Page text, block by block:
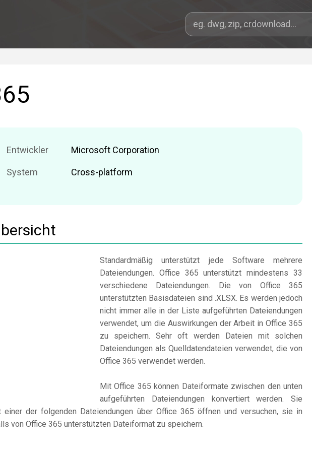
Entwickler Microsoft Corporation
System Cross-platform
Standardmäßig unterstützt jede Software mehrere
Dateiendungen. Office 365 unterstützt mindestens 33
verschiedene Dateiendungen. Die von Office 365
unterstützten Basisdateien sind .XLSX. Es werden jedoch
nicht immer alle in der Liste aufgeführten Dateiendungen
verwendet, um die Auswirkungen der Arbeit in Office 365
zu speichern. Sehr oft werden Dateien mit solchen
Dateiendungen als Quelldatendateien verwendet, die von
Office 365 verwendet werden.
Mit Office 365 können Dateiformate zwischen den unten
aufgeführten Dateiendungen konvertiert werden. Sie
einer der folgenden Dateiendungen über Office 365 öffnen und versuchen, sie in
von Office 365 unterstützten Dateiformat zu speichern.